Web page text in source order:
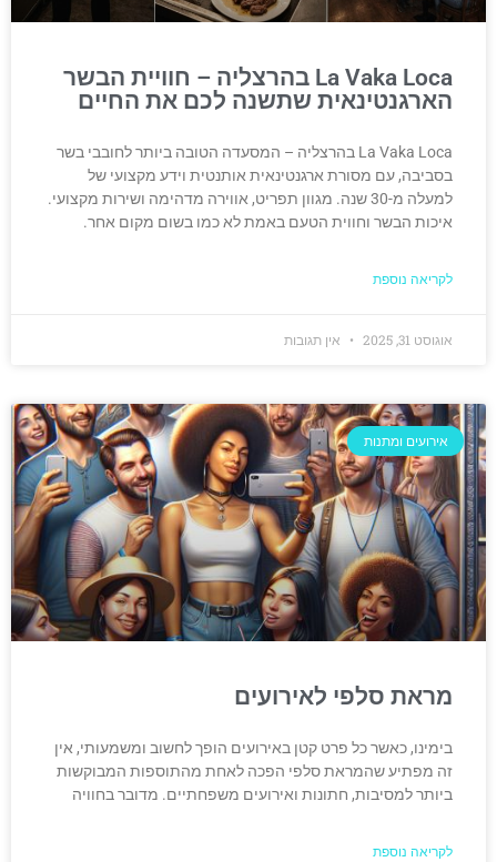
La Vaka Loca בהרצליה – חוויית הבשר
הארגנטינאית שתשנה לכם את החיים
La Vaka Loca בהרצליה – המסעדה הטובה ביותר לחובבי בשר
בסביבה, עם מסורת ארגנטינאית אותנטית וידע מקצועי של
למעלה מ-30 שנה. מגוון תפריט, אווירה מדהימה ושירות מקצועי.
איכות הבשר וחווית הטעם באמת לא כמו בשום מקום אחר.
לקריאה נוספת
אוגוסט 31, 2025 אין תגובות
אירועים ומתנות
מראת סלפי לאירועים
בימינו, כאשר כל פרט קטן באירועים הופך לחשוב ומשמעותי, אין
זה מפתיע שהמראת סלפי הפכה לאחת מהתוספות המבוקשות
ביותר למסיבות, חתונות ואירועים משפחתיים. מדובר בחוויה
לקריאה נוספת